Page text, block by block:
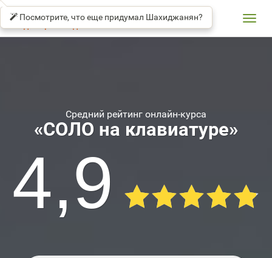
СОЛО КЛАВИАТУРЕ
Средний рейтинг онлайн-курса
«СОЛО на клавиатуре»
4,9
Посмотрите, что еще придумал Шахиджанян?